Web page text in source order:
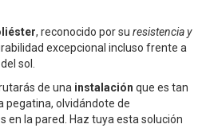
, reconocido por su resistencia y
excepcional incluso frente a
sol.
de una instalación que es tan
pegatina, olvidándote de
en la pared. Haz tuya esta solución